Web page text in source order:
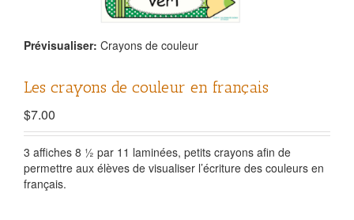
Prévisualiser: Crayons de couleur
Les crayons de couleur en français
$7.00
3 affiches 8 ½ par 11 laminées, petits crayons afin de
permettre aux élèves de visualiser l’écriture des couleurs en
français.